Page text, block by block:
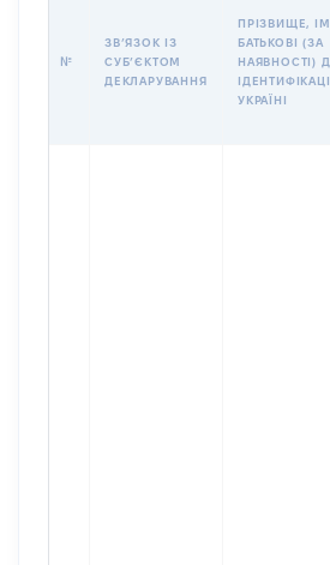
№
ЗВʼЯЗОК ІЗ
СУБʼЄКТОМ
ДЕКЛАРУВАННЯ
ПРІЗВИЩЕ,
БАТЬКОВІ (ЗА
НАЯВНОСТІ)
УКРАЇНІ